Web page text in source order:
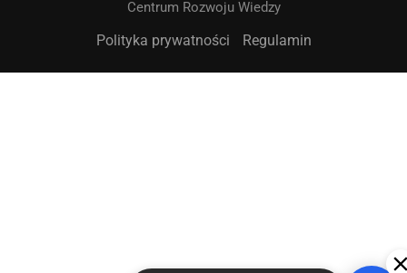
Centrum Rozwoju Wiedzy
Polityka prywatności Regulamin